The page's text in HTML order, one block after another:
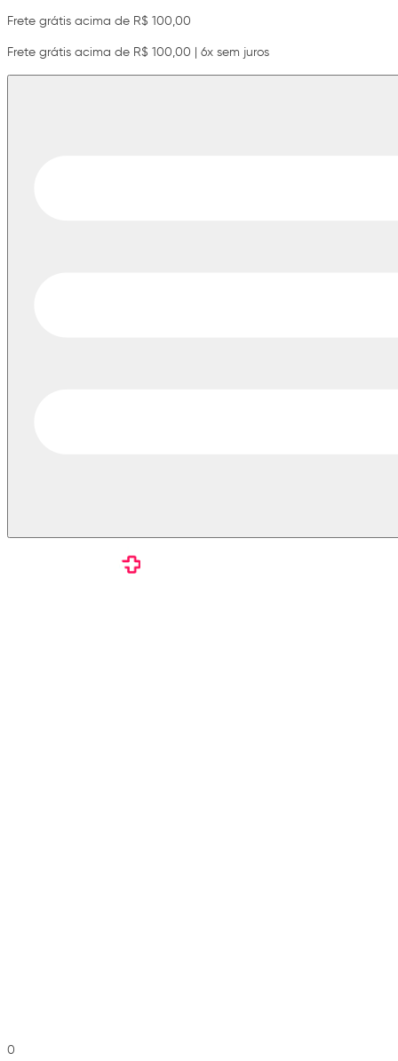
Frete grátis acima de R$ 100,00
Frete grátis acima de R$ 100,00 | 6x sem juros
0